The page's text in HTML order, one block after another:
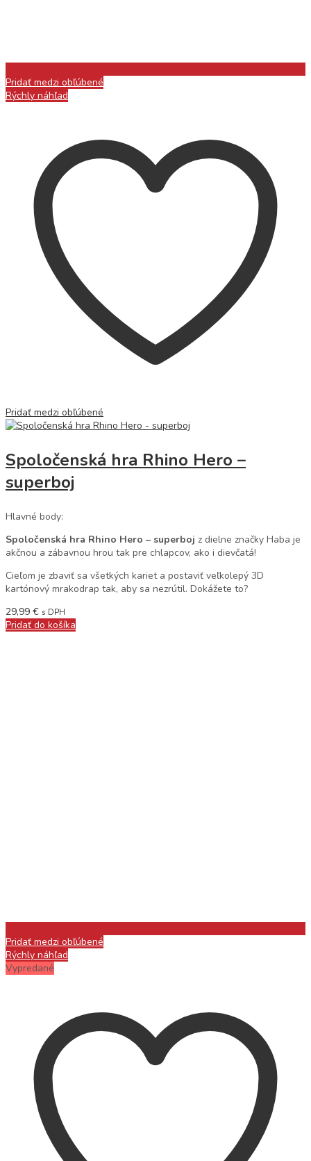
Pridať medzi obľúbené
Rýchly náhľad
Pridať medzi obľúbené
Spoločenská hra Rhino Hero –
superboj
Hlavné body:
Spoločenská hra Rhino Hero – superboj z dielne značky Haba je
akčnou a zábavnou hrou tak pre chlapcov, ako i dievčatá!
Cieľom je zbaviť sa všetkých kariet a postaviť veľkolepý 3D
kartónový mrakodrap tak, aby sa nezrútil. Dokážete to?
29,99 € s DPH
Pridať do košíka
Pridať medzi obľúbené
Rýchly náhľad
Vypredané